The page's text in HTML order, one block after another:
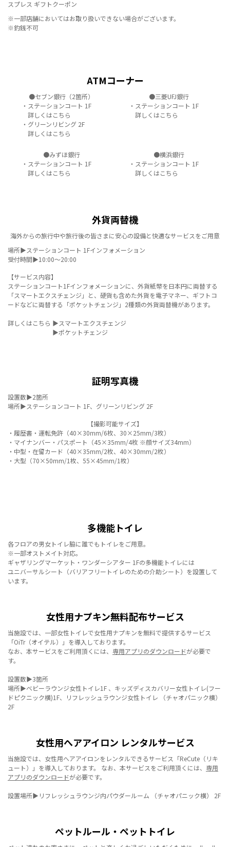
スプレス ギフトクーポン
※一部店舗においてはお取り扱いできない場合がございます。
※釣銭不可
ATMコーナー
●セブン銀行（2箇所）
・ステーションコート 1F
詳しくはこちら
・グリーンリビング 2F
詳しくはこちら
●三菱UFJ銀行
・ステーションコート 1F
詳しくはこちら
●みずほ銀行
・ステーションコート 1F
詳しくはこちら
●横浜銀行
・ステーションコート 1F
詳しくはこちら
外貨両替機
海外からの旅行中や旅行後の皆さまに安心の設備と快適なサービスをご用意
場所▶ステーションコート 1Fインフォメーション
受付時間▶10:00～20:00
【サービス内容】
ステーションコート1Fインフォメーションに、外貨紙幣を日本円に両替する
「スマートエクスチェンジ」と、硬貨も含めた外貨を電子マネー、ギフトコ
ードなどに両替する「ポケットチェンジ」2種類の外貨両替機があります。
詳しくはこちら ▶スマートエクスチェンジ
▶ポケットチェンジ
証明写真機
設置数▶2箇所
場所▶ステーションコート 1F、グリーンリビング 2F
【撮影可能サイズ】
・履歴書・運転免許（40×30mm/6枚、30×25mm/3枚）
・マイナンバー・パスポート（45×35mm/4枚 ※顔サイズ34mm）
・中型・在留カード（40×35mm/2枚、40×30mm/2枚）
・大型（70×50mm/1枚、55×45mm/1枚）
多機能トイレ
各フロアの男女トイレ脇に誰でもトイレをご用意。
※一部オストメイト対応。
ギャザリングマーケット・ワンダーシアター 1Fの多機能トイレには
ユニバーサルシート（バリアフリートイレのための介助シート）を設置して
います。
女性用ナプキン無料配布サービス
当施設では、一部女性トイレで女性用ナプキンを無料で提供するサービス
「OiTr（オイテル）」を導入しております。
なお、本サービスをご利用頂くには、 専用アプリのダウンロードが必要で
す。
設置数▶3箇所
場所▶ベビーラウンジ女性トイレ1F 、キッズディスカバリー女性トイレ(フー
ドピクニック横)1F、リフレッシュラウンジ女性トイレ （チャオパニック横）
2F
女性用へアアイロン レンタルサービス
当施設では、女性用へアアイロンをレンタルできるサービス「ReCute（リキ
ュート）」を導入しております。 なお、本サービスをご利用頂くには、 専用
アプリのダウンロードが必要です。
設置場所▶リフレッシュラウンジ内パウダールーム （チャオパニック横） 2F
ペットルール・ペットトイレ